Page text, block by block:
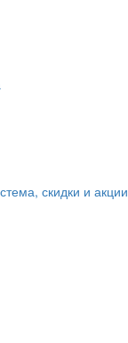
скидки и акции